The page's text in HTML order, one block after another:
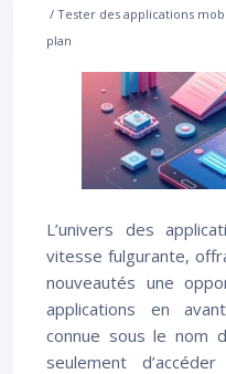
/ Tester des applications
plan
L’univers des
vitesse fulgurante,
nouveautés une
applications en
connue sous le nom
seulement